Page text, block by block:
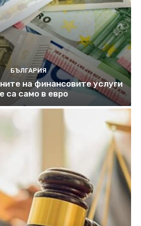
БЪЛГАРИЯ
на финансовите услуги
са само в евро